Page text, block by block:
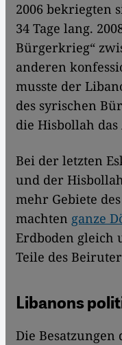
2006 bekriegten
34 Tage lang.
Bürgerkrieg“
anderen
musste der
des syrischen
die Hisbollah das
Bei der letzten
und der
mehr Gebiete
machten ganze
Erdboden gleich
Teile des
Libanons
Die